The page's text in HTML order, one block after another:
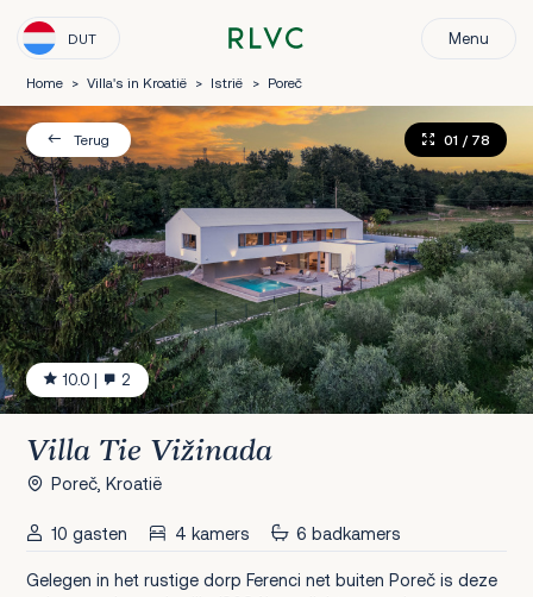
DUT Menu
Home > Villa's in Kroatië > Istrië > Poreč
Terug
10.0 | 2
01 / 78
Villa Tie Vižinada
Poreč, Kroatië
10 gasten 4 kamers 6 badkamers
Gelegen in het rustige dorp Ferenci net buiten Poreč is deze